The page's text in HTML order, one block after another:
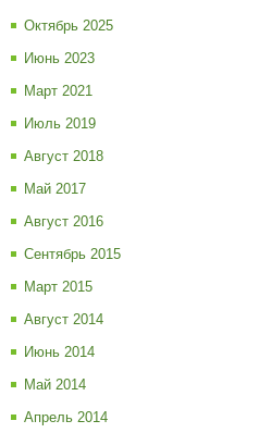
Октябрь 2025
Июнь 2023
Март 2021
Июль 2019
Август 2018
Май 2017
Август 2016
Сентябрь 2015
Март 2015
Август 2014
Июнь 2014
Май 2014
Апрель 2014